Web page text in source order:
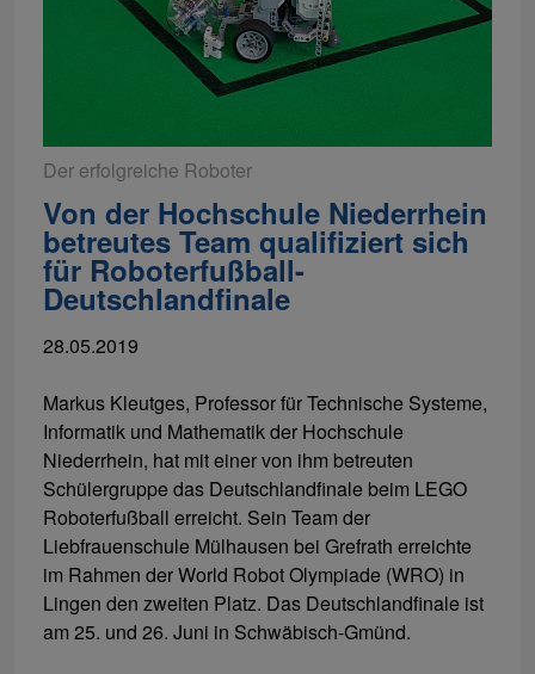
Der erfolgreiche Roboter
Von der Hochschule Niederrhein
betreutes Team qualifiziert sich
für Roboterfußball-
Deutschlandfinale
28.05.2019
Markus Kleutges, Professor für Technische Systeme,
Informatik und Mathematik der Hochschule
Niederrhein, hat mit einer von ihm betreuten
Schülergruppe das Deutschlandfinale beim LEGO
Roboterfußball erreicht. Sein Team der
Liebfrauenschule Mülhausen bei Grefrath erreichte
im Rahmen der World Robot Olympiade (WRO) in
Lingen den zweiten Platz. Das Deutschlandfinale ist
am 25. und 26. Juni in Schwäbisch-Gmünd.